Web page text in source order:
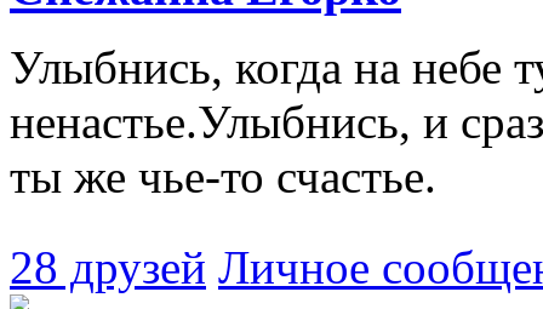
Улыбнись, когда на небе
ненастье.Улыбнись, и
ты же чье-то счастье.
28 друзей Личное